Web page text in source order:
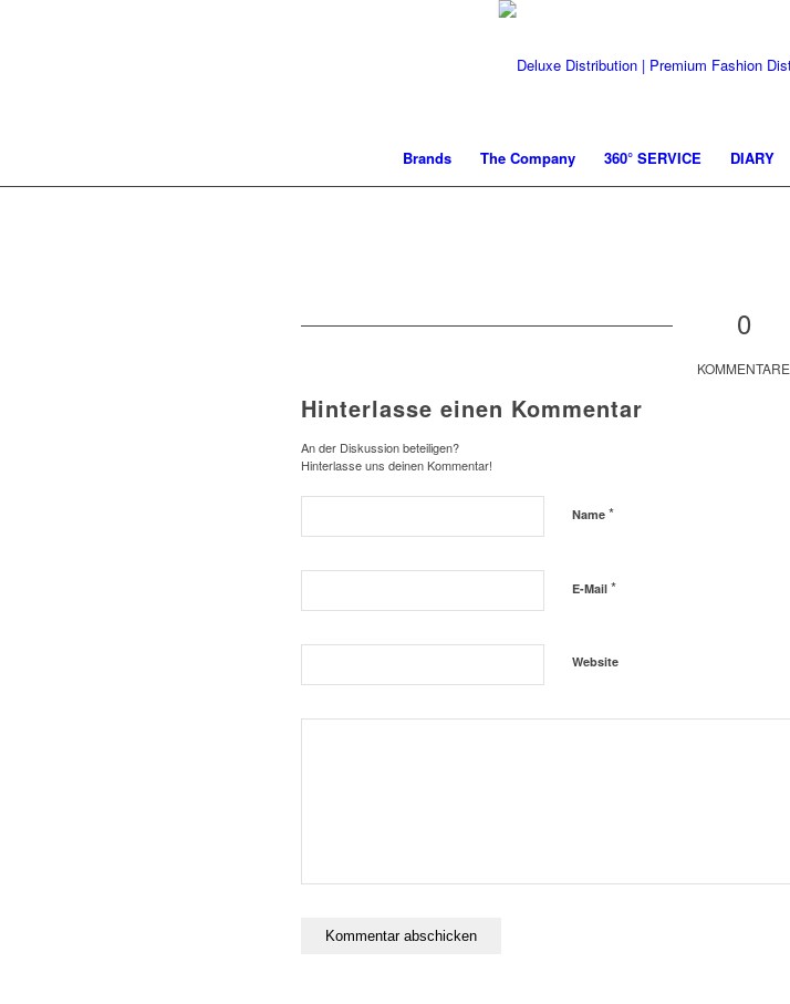
Brands The Company 360° SERVICE DIARY
0
KOMMENTARE
Hinterlasse einen Kommentar
An der Diskussion beteiligen?
Hinterlasse uns deinen Kommentar!
Name *
E-Mail *
Website